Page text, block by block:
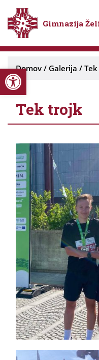
Open
Gimnazija
Domov / Galerija /
Tek trojk